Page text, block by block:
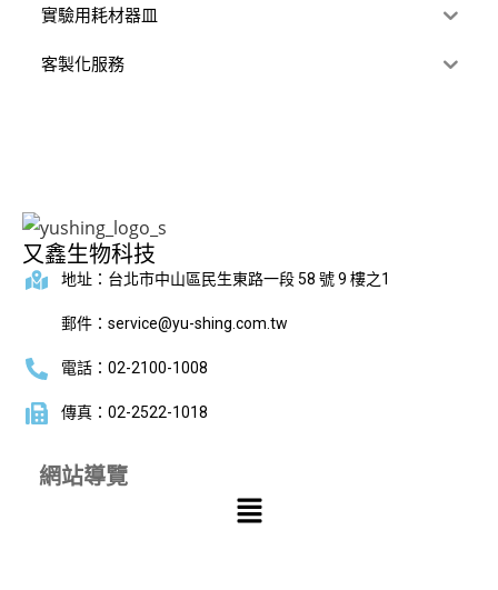
實驗用耗材器皿
客製化服務
又鑫生物科技
地址：台北市中山區民生東路一段 58 號 9 樓之1
郵件：service@yu-shing.com.tw
電話：02-2100-1008
傳真：02-2522-1018
網站導覽